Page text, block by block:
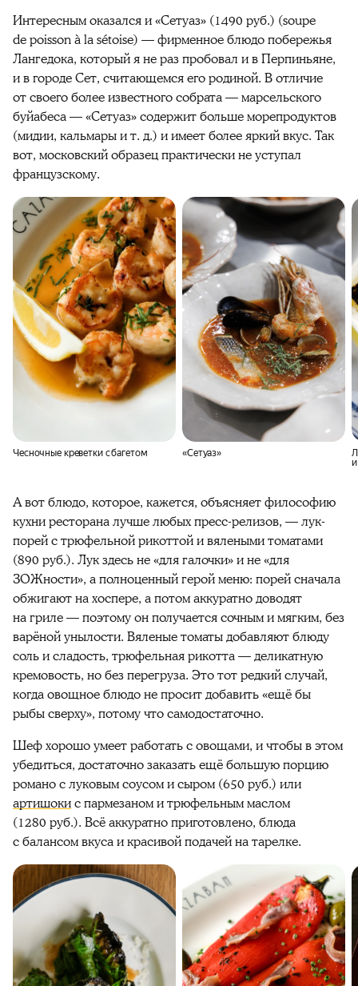
Интересным оказался и «Сетуаз» (1490 руб.) (soupe
de poisson à la sétoise) — фирменное блюдо побережья
Лангедока, который я не раз пробовал и в Перпиньяне,
и в городе Сет, считающемся его родиной. В отличие
от своего более известного собрата — марсельского
буйабеса — «Сетуаз» содержит больше морепродуктов
(мидии, кальмары и т. д.) и имеет более яркий вкус. Так
вот, московский образец практически не уступал
французскому.
Чесночные креветки с багетом «Сетуаз»
А вот блюдо, которое, кажется, объясняет философию
кухни ресторана лучше любых пресс-релизов, — лук-
порей с трюфельной рикоттой и вялеными томатами
(890 руб.). Лук здесь не «для галочки» и не «для
ЗОЖности», а полноценный герой меню: порей сначала
обжигают на хоспере, а потом аккуратно доводят
на гриле — поэтому он получается сочным и мягким, без
варёной унылости. Вяленые томаты добавляют блюду
соль и сладость, трюфельная рикотта — деликатную
кремовость, но без перегруза. Это тот редкий случай,
когда овощное блюдо не просит добавить «ещё бы
рыбы сверху», потому что самодостаточно.
Шеф хорошо умеет работать с овощами, и чтобы в этом
убедиться, достаточно заказать ещё большую порцию
романо с луковым соусом и сыром (650 руб.) или
артишокис пармезаном и трюфельным маслом
(1280 руб.). Всё аккуратно приготовлено, блюда
с балансом вкуса и красивой подачей на тарелке.